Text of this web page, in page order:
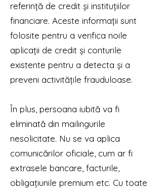
referință de credit și instituțiilor
financiare. Aceste informații sunt
folosite pentru a verifica noile
aplicații de credit și conturile
existente pentru a detecta și a
preveni activitățile frauduloase.
În plus, persoana iubită va fi
eliminată din mailingurile
nesolicitate. Nu se va aplica
comunicărilor oficiale, cum ar fi
extrasele bancare, facturile,
obligațiunile premium etc. Cu toate